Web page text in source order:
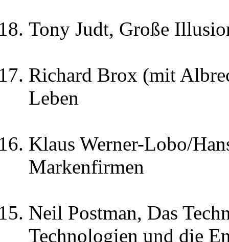
Tony Judt, Große
Richard Brox (mit
Leben
Klaus Werner-Lobo/
Markenfirmen
Neil Postman, Das
Technologien und die